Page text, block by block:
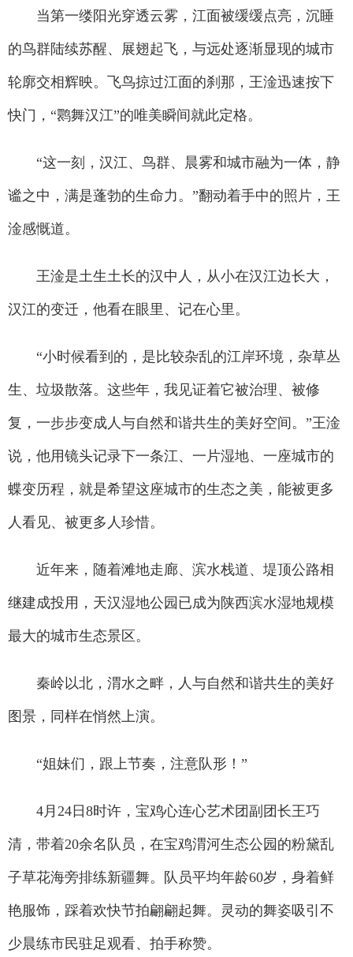
当第一缕阳光穿透云雾，江面被缓缓点亮，沉睡
的鸟群陆续苏醒、展翅起飞，与远处逐渐显现的城市
轮廓交相辉映。飞鸟掠过江面的刹那，王淦迅速按下
快门，“鹮舞汉江”的唯美瞬间就此定格。
“这一刻，汉江、鸟群、晨雾和城市融为一体，静
谧之中，满是蓬勃的生命力。”翻动着手中的照片，王
淦感慨道。
王淦是土生土长的汉中人，从小在汉江边长大，
汉江的变迁，他看在眼里、记在心里。
“小时候看到的，是比较杂乱的江岸环境，杂草丛
生、垃圾散落。这些年，我见证着它被治理、被修
复，一步步变成人与自然和谐共生的美好空间。”王淦
说，他用镜头记录下一条江、一片湿地、一座城市的
蝶变历程，就是希望这座城市的生态之美，能被更多
人看见、被更多人珍惜。
近年来，随着滩地走廊、滨水栈道、堤顶公路相
继建成投用，天汉湿地公园已成为陕西滨水湿地规模
最大的城市生态景区。
秦岭以北，渭水之畔，人与自然和谐共生的美好
图景，同样在悄然上演。
“姐妹们，跟上节奏，注意队形！”
4月24日8时许，宝鸡心连心艺术团副团长王巧
清，带着20余名队员，在宝鸡渭河生态公园的粉黛乱
子草花海旁排练新疆舞。队员平均年龄60岁，身着鲜
艳服饰，踩着欢快节拍翩翩起舞。灵动的舞姿吸引不
少晨练市民驻足观看、拍手称赞。